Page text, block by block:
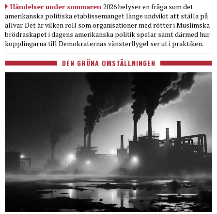
Händelser under sommaren 2026 belyser en fråga som det
amerikanska politiska etablissemanget länge undvikit att ställa på
allvar. Det är vilken roll som organisationer med rötter i Muslimska
brödraskapet i dagens amerikanska politik spelar samt därmed hur
kopplingarna till Demokraternas vänsterflygel ser ut i praktiken.
DEN GRÖNA OMSTÄLLNINGEN